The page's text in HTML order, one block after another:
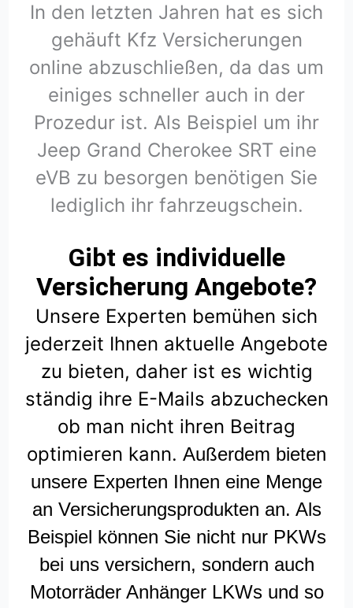
In den letzten Jahren hat es sich
gehäuft Kfz Versicherungen
online abzuschließen, da das um
einiges schneller auch in der
Prozedur ist. Als Beispiel um ihr
Jeep Grand Cherokee SRT eine
eVB zu besorgen benötigen Sie
lediglich ihr fahrzeugschein.
Gibt es individuelle
Versicherung Angebote?
Unsere Experten bemühen sich
jederzeit Ihnen aktuelle Angebote
zu bieten, daher ist es wichtig
ständig ihre E-Mails abzuchecken
ob man nicht ihren Beitrag
optimieren kann. Außerdem bieten
unsere Experten Ihnen eine Menge
an Versicherungsprodukten an. Als
Beispiel können Sie nicht nur PKWs
bei uns versichern, sondern auch
Motorräder Anhänger LKWs und so